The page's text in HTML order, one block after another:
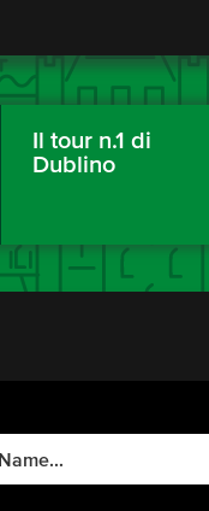
Il tour n.1 di
Dublino